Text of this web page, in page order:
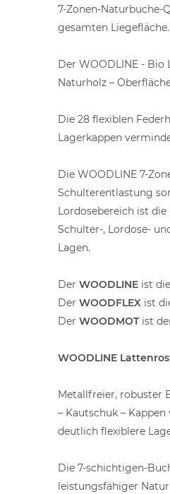
7-Zonen-Naturbuche-
gesamten
Der WOODLINE -
Naturholz –
Die 28 flexiblen
Lagerkappen
Die WOODLINE 7-
Schulterentlastung
Lordosebereich ist
Schulter-, Lordose-
Lagen.
Der WOODLINE ist
Der WOODFLEX ist
Der WOODMOTist
WOODLINE
Metallfreier, robuster
– Kautschuk –
deutlich flexiblere
Die 7-schichtigen-
leistungsfähiger